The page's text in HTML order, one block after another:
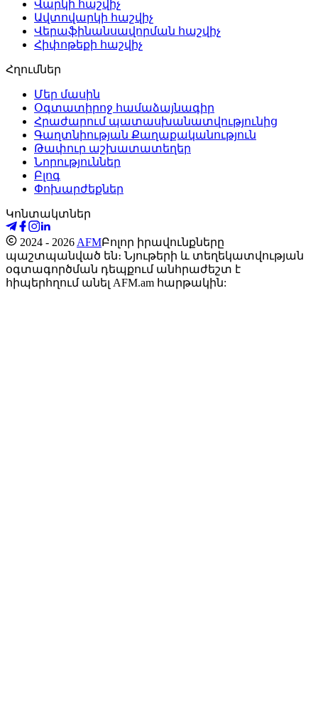
Վարկի հաշվիչ
Ավտովարկի հաշվիչ
Վերաֆինանսավորման հաշվիչ
Հիփոթեքի հաշվիչ
Հղումներ
Մեր մասին
Օգտատիրոջ համաձայնագիր
Հրաժարում պատասխանատվությունից
Գաղտնիության Քաղաքականություն
Թափուր աշխատատեղեր
Նորություններ
Բլոգ
Փոխարժեքներ
Կոնտակտներ
2024 - 2026AFMԲոլոր իրավունքները
պաշտպանված են։ Նյութերի և տեղեկատվության
օգտագործման դեպքում անհրաժեշտ է
հիպերհղում անել AFM.am հարթակին: